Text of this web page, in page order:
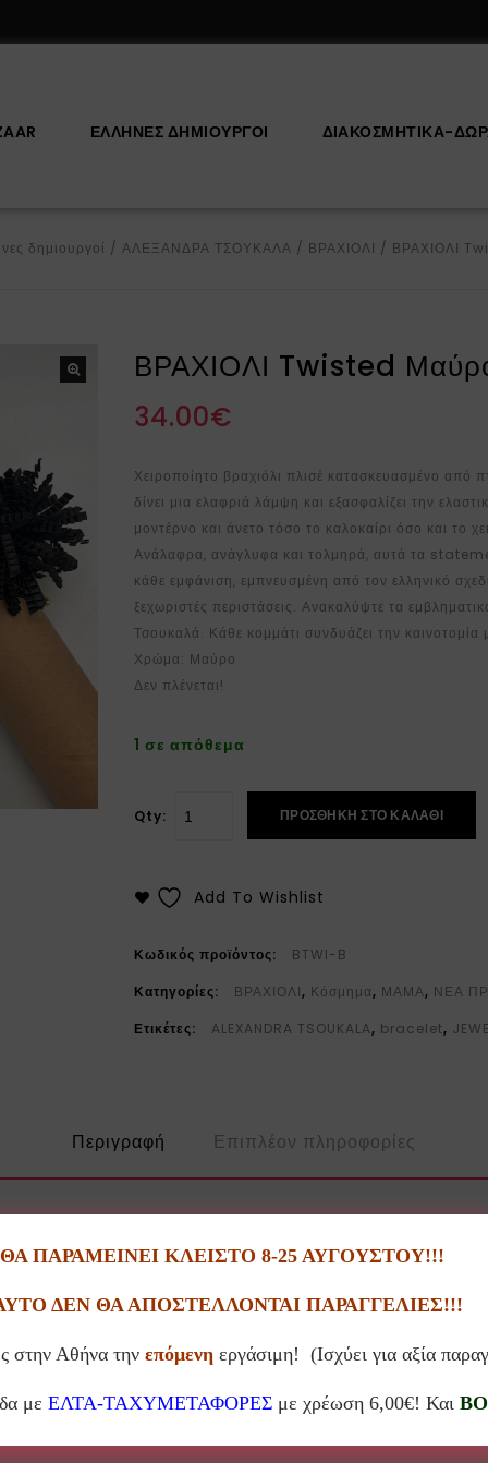
ΕΛΛΗΝΕΣ ΔΗΜΙΟΥΡΓΟΙ ΔΙΑΚΟΣΜΗΤΙΚΆ-
δημιουργοί / ΑΛΕΞΑΝΔΡΑ ΤΣΟΥΚΑΛΑ / ΒΡΑΧΙΟΛΙ / ΒΡΑΧΙΟΛΙ
ΒΡΑΧΙΟΛΙ Twisted
34.00€
Χειροποίητο βραχιόλι πλισέ κατασκευασμένο
δίνει μια ελαφριά λάμψη και εξασφαλίζει την
μοντέρνο και άνετο τόσο το καλοκαίρι όσο και το
Ανάλαφρα, ανάγλυφα και τολμηρά, αυτά τα
κάθε εμφάνιση, εμπνευσμένη από τον ελληνικό
ξεχωριστές περιστάσεις. Ανακαλύψτε τα
Τσουκαλά. Κάθε κομμάτι συνδυάζει την καινοτομία
Χρώμα: Μαύρο
Δεν πλένεται!
1 σε απόθεμα
Qty: ΠΡΟΣΘΉΚΗ ΣΤΟ ΚΑΛΆΘΙ
Add To Wishlist
Κωδικός προϊόντος:
BTWI-B
Κατηγορίες:
ΒΡΑΧΙΟΛΙ, Κόσμημα, ΜΑΜΑ, ΝΕΑ
Ετικέτες:
ALEXANDRA TSOUKALA, bracelet,
Περιγραφή Επιπλέον πληροφορίες
που από το 1992 δημιουργεί στο ατελιέ της χειροποίητα φωτιστικά,
του πλισέ υφάσματος και τις ποιητικές φόρμες του, διατίθεται σε
σε 90 πωλητήρια μεγάλων μουσείων τέχνης διεθνώς,
ΠΑΡΑΜΕΙΝΕΙ ΚΛΕΙΣΤΟ 8-25 ΑΥΓΟΥΣΤΟΥ!!!
ΔΕΝ ΘΑ ΑΠΟΣΤΕΛΛΟΝΤΑΙ ΠΑΡΑΓΓΕΛΙΕΣ!!!
στην Αθήνα την επόμενηεργάσιμη! (Ισχύει για αξία
με ΕΛΤΑ-ΤΑΧΥΜΕΤΑΦΟΡΕΣμε χρέωση 6,00€! Και